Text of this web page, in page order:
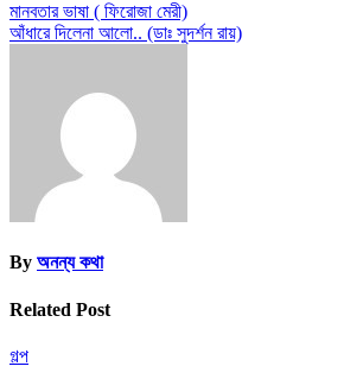
মানবতার ভাষা ( ফিরোজা মেরী)
আঁধারে দিলেনা আলো.. (ডাঃ সুদর্শন রায়)
By অনন্য কথা
Related Post
গল্প